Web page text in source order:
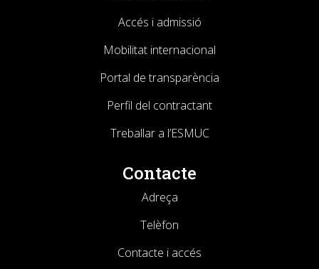
Accés i admissió
Mobilitat internacional
Portal de transparència
Perfil del contractant
Treballar a l’ESMUC
Contacte
Adreça
Telèfon
Contacte i accés